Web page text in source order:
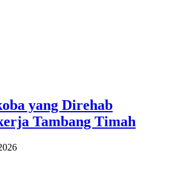
yang Direhab
Tambang Timah